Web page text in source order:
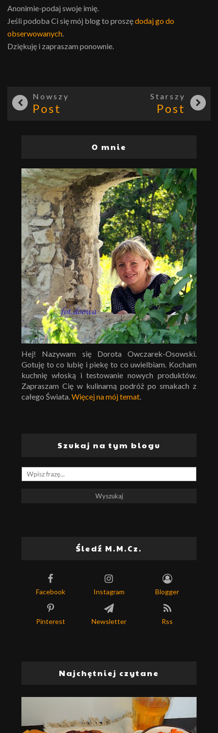
Anonimie-podaj swoje imię.
Jeśli podoba Ci się mój blog to proszędodaj go do
obserwowanych.
Dziękuję i zapraszam ponownie.
Nowszy
Post
Starszy
Post
O mnie
Hej! Nazywam się Dorota Owczarek-Osowski.
Gotuję to co lubię i piekę to co uwielbiam. Kocham
kuchnię włoską i testowanie nowych produktów.
Zapraszam Cię w kulinarną podróż po smakach z
całego Świata.Więcej na mój temat.
Szukaj na tym blogu
Śledź M.M.Cz.
Facebook Instagram Blogger
Pinterest Newsletter Rss
Najchętniej czytane